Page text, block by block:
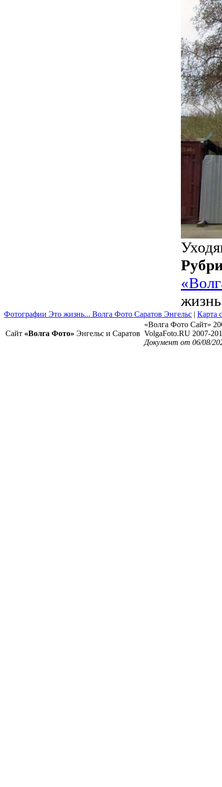
Фотографии Это жизнь... Волга Фото Саратов Энгельс | Карта
Сайт «Волга Фото» Энгельс и Саратов
«Волга Фото Сайт»
VolgaFoto.RU 2007-
Документ от 06/08/